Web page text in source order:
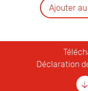
Ajouter
Déclaration